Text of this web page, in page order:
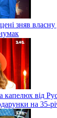
зняв
капелюх від
на 35-